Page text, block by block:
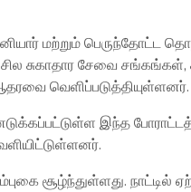
மற்றும் பெருந்தோட்ட
சுகாதார சேவை சங்கங்கள்,
வெளிப்படுத்தியுள்ளனர்.
இந்த
சூழ்ந்துள்ளது. நாட்டில்